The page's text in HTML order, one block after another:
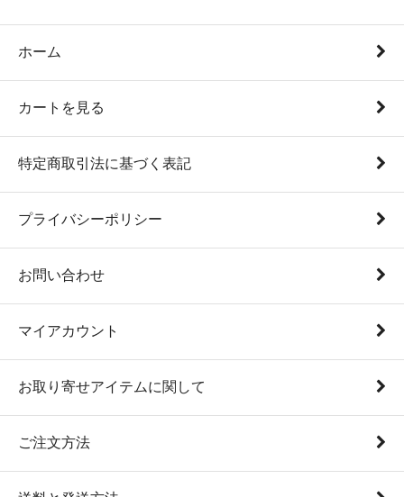
ホーム
カートを見る
特定商取引法に基づく表記
プライバシーポリシー
お問い合わせ
マイアカウント
お取り寄せアイテムに関して
ご注文方法